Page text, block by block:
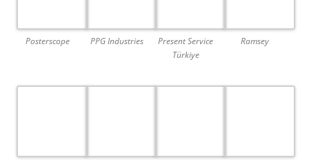
Posterscope PPG Industries
Present Service
Türkiye
Ramsey